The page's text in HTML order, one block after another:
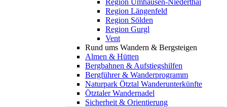
Region Umhausen-Niederthai
Region Längenfeld
Region Sölden
Region Gurgl
Vent
Rund ums Wandern & Bergsteigen
Almen & Hütten
Bergbahnen & Aufstiegshilfen
Bergführer & Wanderprogramm
Naturpark Ötztal Wanderunterkünfte
Ötztaler Wandernadel
Sicherheit & Orientierung